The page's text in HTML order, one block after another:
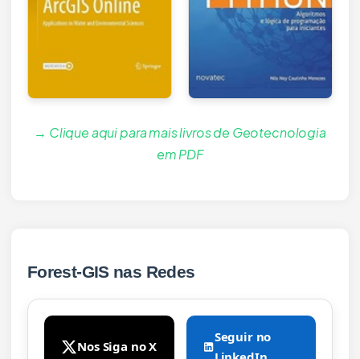
→ Clique aqui para mais livros de Geotecnologia
em PDF
Forest-GIS nas Redes
Nos Siga no X
Seguir no